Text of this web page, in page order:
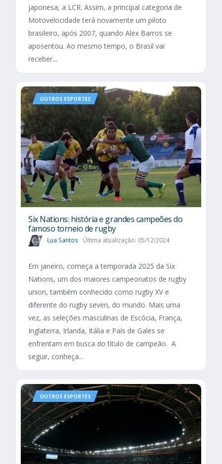
japonesa, a LCR. Assim, a principal categoria de
Motovelocidade terá novamente um piloto
brasileiro, após 2007, quando Alex Barros se
aposentou. Ao mesmo tempo, o Brasil vai
receber...
OUTROS ESPORTES
Six Nations​: história e grandes campeões do
famoso torneio de rugby
Lua Santos Última atualização: 05/12/2024
Em janeiro, começa a temporada 2025 da Six
Nations, um dos maiores campeonatos de rugby
union, também conhecido como rugby XV e
diferente do rugby seven, do mundo. Mais uma
vez, as seleções masculinas de Escócia, França,
Inglaterra, Irlanda, Itália e País de Gales se
enfrentam em busca do título de campeão. A
seguir, conheça...
OUTROS ESPORTES